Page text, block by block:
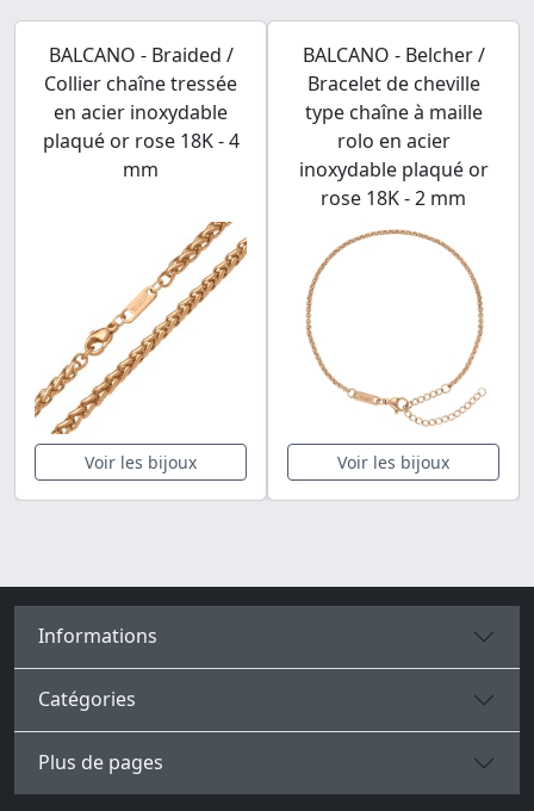
BALCANO - Braided /
Collier chaîne tressée
en acier inoxydable
plaqué or rose 18K - 4
mm
Voir les bijoux
BALCANO - Belcher /
Bracelet de cheville
type chaîne à maille
rolo en acier
inoxydable plaqué or
rose 18K - 2 mm
Voir les bijoux
Informations
Catégories
Plus de pages